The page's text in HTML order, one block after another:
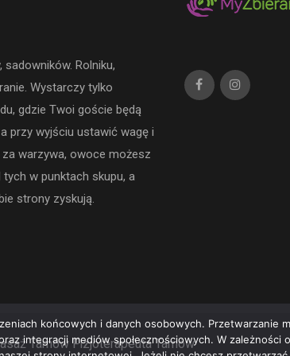
sadowników. Rolniku,
Wystarczy tylko
gdzie Twoi goście będą
przy wyjściu ustawić wagę i
za warzywa, owoce możesz
w punktach skupu, a
strony zyskują.
Tarnów Fizjoterapeuta Tarnów
końcowych i danych osobowych. Przetwarzanie
integracji mediów społecznościowych. W zależności